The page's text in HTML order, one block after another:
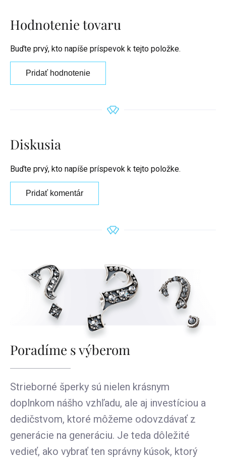
Hodnotenie tovaru
Buďte prvý, kto napíše príspevok k tejto položke.
Pridať hodnotenie
Diskusia
Buďte prvý, kto napíše príspevok k tejto položke.
Pridať komentár
Poradíme s výberom
Strieborné šperky sú nielen krásnym
doplnkom nášho vzhľadu, ale aj investíciou a
dedičstvom, ktoré môžeme odovzdávať z
generácie na generáciu. Je teda dôležité
vedieť, ako vybrať ten správny kúsok, ktorý